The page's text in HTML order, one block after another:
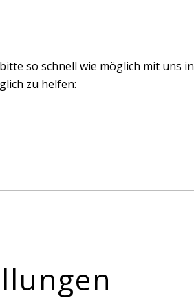
so schnell wie möglich mit uns in
zu helfen: